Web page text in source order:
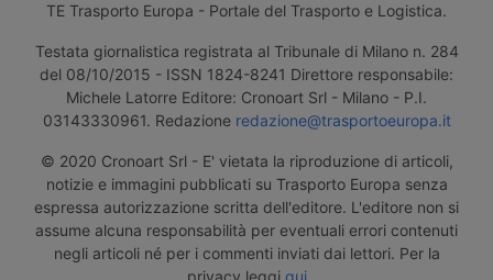
TE Trasporto Europa - Portale del Trasporto e Logistica.
Testata giornalistica registrata al Tribunale di Milano n. 284
del 08/10/2015 - ISSN 1824-8241 Direttore responsabile:
Michele Latorre Editore: Cronoart Srl - Milano - P.I.
03143330961. Redazione redazione@trasportoeuropa.it
© 2020 Cronoart Srl - E' vietata la riproduzione di articoli,
notizie e immagini pubblicati su Trasporto Europa senza
espressa autorizzazione scritta dell'editore. L'editore non si
assume alcuna responsabilità per eventuali errori contenuti
negli articoli né per i commenti inviati dai lettori. Per la